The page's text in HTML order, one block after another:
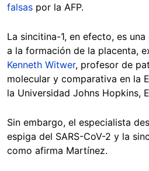
falsas por la AFP.
La sincitina-1, en efecto, es una
a la formación de la placenta,
Kenneth Witwer, profesor de
molecular y comparativa en la
la Universidad Johns Hopkins,
Sin embargo, el especialista
espiga del SARS-CoV-2 y la
como afirma Martínez.